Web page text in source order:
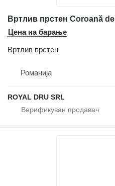
Цена на барање
Вртлив прстен
Романија
ROYAL DRU SRL